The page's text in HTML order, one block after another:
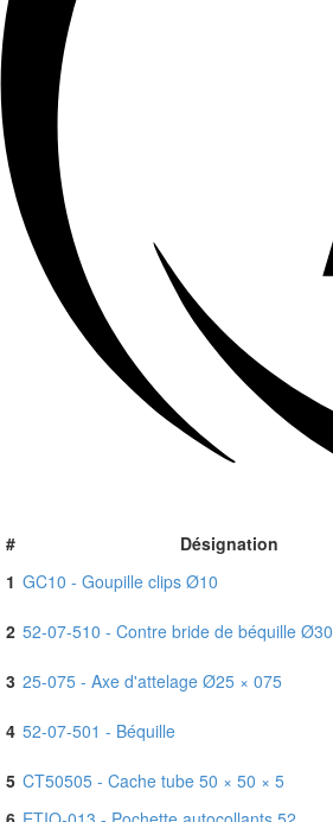
# Désignation
1 GC10 - Goupille clips Ø10
2 52-07-510 - Contre bride de béquille Ø30
3 25-075 - Axe d'attelage Ø25 × 075
4 52-07-501 - Béquille
5 CT50505 - Cache tube 50 × 50 × 5